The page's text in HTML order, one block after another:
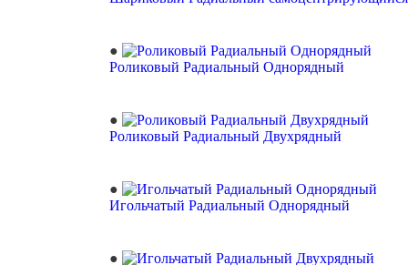
Роликовый Радиальный Однорядный
Роликовый Радиальный Двухрядный
Игольчатый Радиальный Однорядный